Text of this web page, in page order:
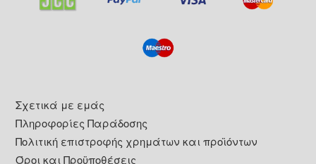
Footer
Σχετικά με εμάς
Πληροφορίες Παράδοσης
Πολιτική επιστροφής χρημάτων και προϊόντων
Όροι και Προϋποθέσεις